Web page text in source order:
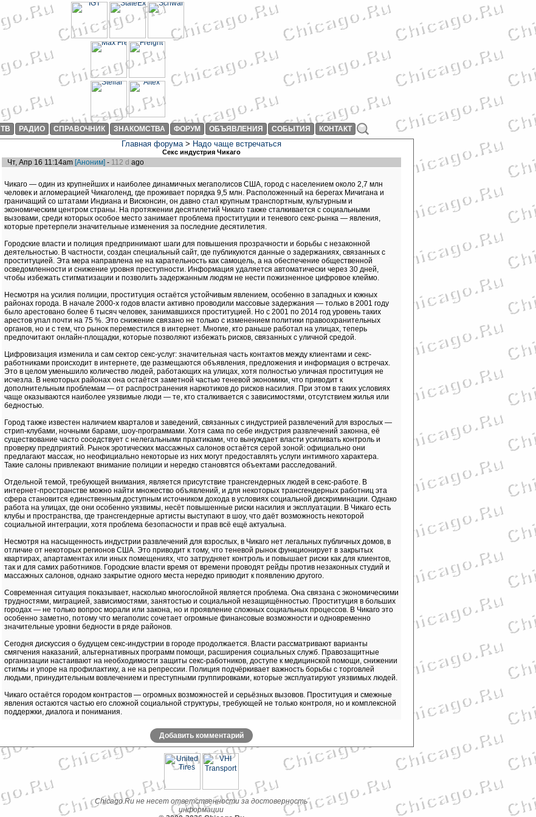
ТВ РАДИО СПРАВОЧНИК ЗНАКОМСТВА ФОРУМ ОБЪЯВЛЕНИЯ СОБЫТИЯ КОНТАКТ
Главная форума> Надо чаще встречаться
Секс индустрия Чикаго
Чт, Апр 16 11:14am [Аноним] - 112 d ago
Чикаго — один из крупнейших и наиболее динамичных мегаполисов США, город с населением около 2,7 млн
человек и агломерацией Чикаголенд, где проживает порядка 9,5 млн. Расположенный на берегах Мичигана и
граничащий со штатами Индиана и Висконсин, он давно стал крупным транспортным, культурным и
экономическим центром страны. На протяжении десятилетий Чикаго также сталкивается с социальными
вызовами, среди которых особое место занимает проблема проституции и теневого секс-рынка — явления,
которые претерпели значительные изменения за последние десятилетия.
Городские власти и полиция предпринимают шаги для повышения прозрачности и борьбы с незаконной
деятельностью. В частности, создан специальный сайт, где публикуются данные о задержаниях, связанных с
проституцией. Эта мера направлена не на карательность как самоцель, а на обеспечение общественной
осведомленности и снижение уровня преступности. Информация удаляется автоматически через 30 дней,
чтобы избежать стигматизации и позволить задержанным людям не нести пожизненное цифровое клеймо.
Несмотря на усилия полиции, проституция остаётся устойчивым явлением, особенно в западных и южных
районах города. В начале 2000-х годов власти активно проводили массовые задержания — только в 2001 году
было арестовано более 6 тысяч человек, занимавшихся проституцией. Но с 2001 по 2014 год уровень таких
арестов упал почти на 75 %. Это снижение связано не только с изменением политики правоохранительных
органов, но и с тем, что рынок переместился в интернет. Многие, кто раньше работал на улицах, теперь
предпочитают онлайн-площадки, которые позволяют избежать рисков, связанных с уличной средой.
Цифровизация изменила и сам сектор секс-услуг: значительная часть контактов между клиентами и секс-
работниками происходит в интернете, где размещаются объявления, предложения и информация о встречах.
Это в целом уменьшило количество людей, работающих на улицах, хотя полностью уличная проституция не
исчезла. В некоторых районах она остаётся заметной частью теневой экономики, что приводит к
дополнительным проблемам — от распространения наркотиков до рисков насилия. При этом в таких условиях
чаще оказываются наиболее уязвимые люди — те, кто сталкивается с зависимостями, отсутствием жилья или
бедностью.
Город также известен наличием кварталов и заведений, связанных с индустрией развлечений для взрослых —
стрип-клубами, ночными барами, шоу-программами. Хотя сама по себе индустрия развлечений законна, её
существование часто соседствует с нелегальными практиками, что вынуждает власти усиливать контроль и
проверку предприятий. Рынок эротических массажных салонов остаётся серой зоной: официально они
предлагают массаж, но неофициально некоторые из них могут предоставлять услуги интимного характера.
Такие салоны привлекают внимание полиции и нередко становятся объектами расследований.
Отдельной темой, требующей внимания, является присутствие трансгендерных людей в секс-работе. В
интернет-пространстве можно найти множество объявлений, и для некоторых трансгендерных работниц эта
сфера становится единственным доступным источником дохода в условиях социальной дискриминации. Однако
работа на улицах, где они особенно уязвимы, несёт повышенные риски насилия и эксплуатации. В Чикаго есть
клубы и пространства, где трансгендерные артисты выступают в шоу, что даёт возможность некоторой
социальной интеграции, хотя проблема безопасности и прав всё ещё актуальна.
Несмотря на насыщенность индустрии развлечений для взрослых, в Чикаго нет легальных публичных домов, в
отличие от некоторых регионов США. Это приводит к тому, что теневой рынок функционирует в закрытых
квартирах, апартаментах или иных помещениях, что затрудняет контроль и повышает риски как для клиентов,
так и для самих работников. Городские власти время от времени проводят рейды против незаконных студий и
массажных салонов, однако закрытие одного места нередко приводит к появлению другого.
Современная ситуация показывает, насколько многослойной является проблема. Она связана с экономическими
трудностями, миграцией, зависимостями, занятостью и социальной незащищённостью. Проституция в больших
городах — не только вопрос морали или закона, но и проявление сложных социальных процессов. В Чикаго это
особенно заметно, потому что мегаполис сочетает огромные финансовые возможности и одновременно
значительные уровни бедности в ряде районов.
Сегодня дискуссия о будущем секс-индустрии в городе продолжается. Власти рассматривают варианты
смягчения наказаний, альтернативных программ помощи, расширения социальных служб. Правозащитные
организации настаивают на необходимости защиты секс-работников, доступе к медицинской помощи, снижении
стигмы и упоре на профилактику, а не на репрессии. Полиция подчёркивает важность борьбы с торговлей
людьми, принудительным вовлечением и преступными группировками, которые эксплуатируют уязвимых людей.
Чикаго остаётся городом контрастов — огромных возможностей и серьёзных вызовов. Проституция и смежные
явления остаются частью его сложной социальной структуры, требующей не только контроля, но и комплексной
поддержки, диалога и понимания.
Добавить комментарий
Chicago.Ru не несет ответственности за достоверность
информации